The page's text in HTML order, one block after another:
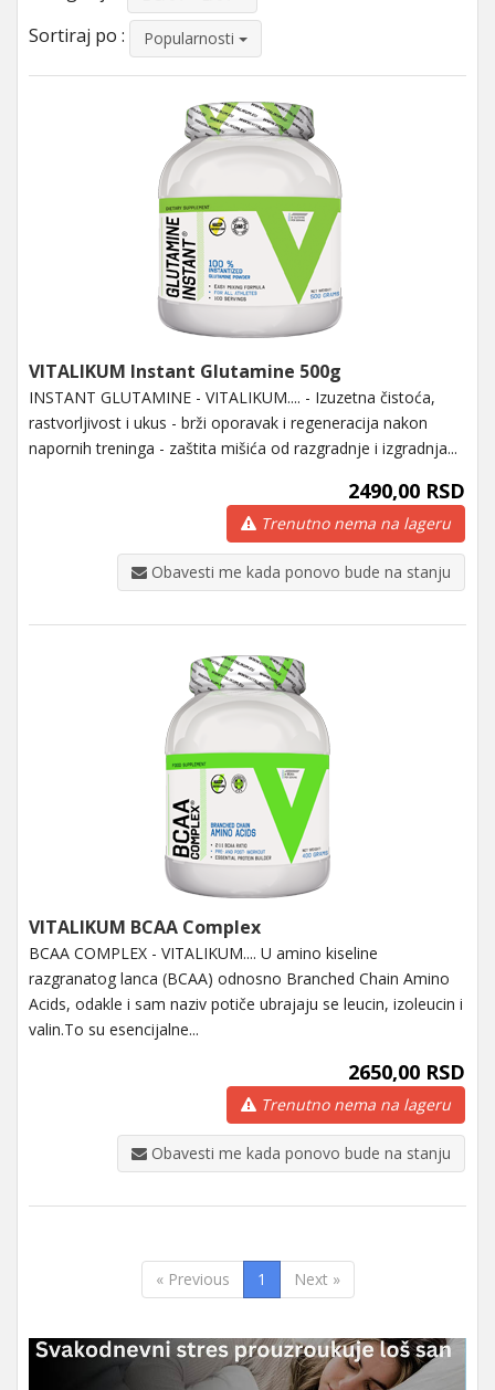
Sortiraj po : Popularnosti
VITALIKUM Instant Glutamine 500g
INSTANT GLUTAMINE - VITALIKUM.... - Izuzetna čistoća,
rastvorljivost i ukus - brži oporavak i regeneracija nakon
napornih treninga - zaštita mišića od razgradnje i izgradnja...
2490,00 RSD
Trenutno nema na lageru
Obavesti me kada ponovo bude na stanju
VITALIKUM BCAA Complex
BCAA COMPLEX - VITALIKUM.... U amino kiseline
razgranatog lanca (BCAA) odnosno Branched Chain Amino
Acids, odakle i sam naziv potiče ubrajaju se leucin, izoleucin i
valin.To su esencijalne...
2650,00 RSD
Trenutno nema na lageru
Obavesti me kada ponovo bude na stanju
« Previous 1 Next »